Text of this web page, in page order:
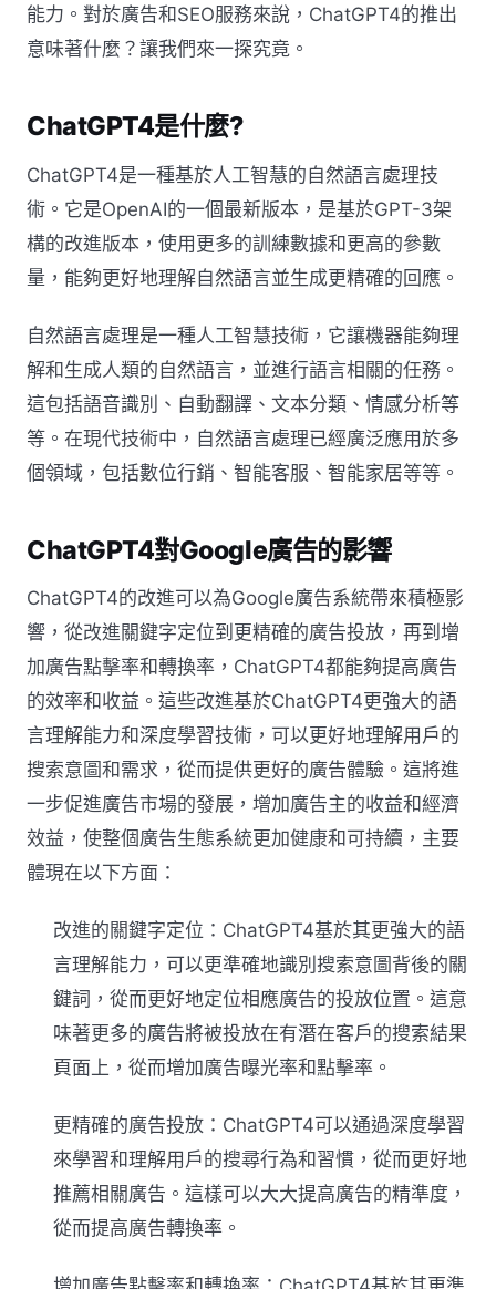
能力。對於廣告和SEO服務來說，ChatGPT4的推出
意味著什麼？讓我們來一探究竟。
ChatGPT4是什麼?
ChatGPT4是一種基於人工智慧的自然語言處理技
術。它是OpenAI的一個最新版本，是基於GPT-3架
構的改進版本，使用更多的訓練數據和更高的參數
量，能夠更好地理解自然語言並生成更精確的回應。
自然語言處理是一種人工智慧技術，它讓機器能夠理
解和生成人類的自然語言，並進行語言相關的任務。
這包括語音識別、自動翻譯、文本分類、情感分析等
等。在現代技術中，自然語言處理已經廣泛應用於多
個領域，包括數位行銷、智能客服、智能家居等等。
ChatGPT4對Google廣告的影響
ChatGPT4的改進可以為Google廣告系統帶來積極影
響，從改進關鍵字定位到更精確的廣告投放，再到增
加廣告點擊率和轉換率，ChatGPT4都能夠提高廣告
的效率和收益。這些改進基於ChatGPT4更強大的語
言理解能力和深度學習技術，可以更好地理解用戶的
搜索意圖和需求，從而提供更好的廣告體驗。這將進
一步促進廣告市場的發展，增加廣告主的收益和經濟
效益，使整個廣告生態系統更加健康和可持續，主要
體現在以下方面：
改進的關鍵字定位：ChatGPT4基於其更強大的語
言理解能力，可以更準確地識別搜索意圖背後的關
鍵詞，從而更好地定位相應廣告的投放位置。這意
味著更多的廣告將被投放在有潛在客戶的搜索結果
頁面上，從而增加廣告曝光率和點擊率。
更精確的廣告投放：ChatGPT4可以通過深度學習
來學習和理解用戶的搜尋行為和習慣，從而更好地
推薦相關廣告。這樣可以大大提高廣告的精準度，
從而提高廣告轉換率。